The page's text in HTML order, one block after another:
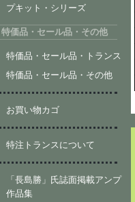
プキット・シリーズ
特価品・セール品・その他
特価品・セール品・トランス
特価品・セール品・その他
お買い物カゴ
特注トランスについて
「長島勝」氏誌面掲載アンプ
作品集